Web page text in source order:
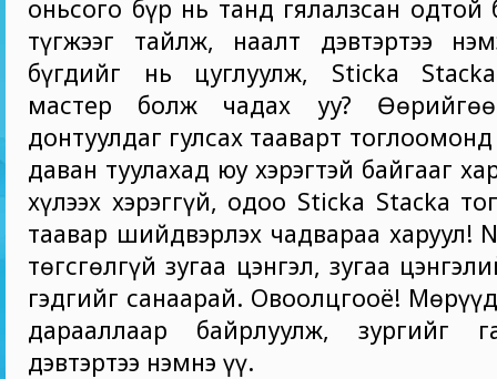
оньсого бүр нь танд гялалзсан одтой
түгжээг тайлж, наалт дэвтэртээ
бүгдийг нь цуглуулж, Sticka
мастер болж чадах уу?
донтуулдаг гулсах тааварт
даван туулахад юу хэрэгтэй байгааг
хүлээх хэрэггүй, одоо Sticka Stacka
таавар шийдвэрлэх чадвараа харуул!
төгсгөлгүй зугаа цэнгэл, зугаа
гэдгийг санаарай. Овоолцгооё!
дарааллаар байрлуулж, зургийг
дэвтэртээ нэмнэ үү.